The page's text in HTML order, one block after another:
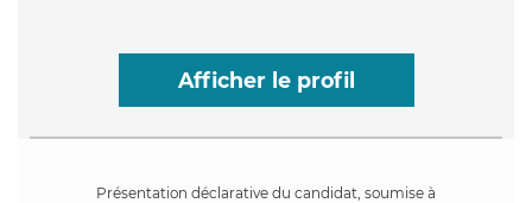
Afficher le profil
Présentation déclarative du candidat, soumise à